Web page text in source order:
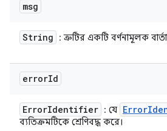
msg
String : ত্রুটির একটি বর্ণনামূলক
errorId
ErrorIdentifier : যে Error
ব্যতিক্রমটিকে শ্রেণিবদ্ধ করে।